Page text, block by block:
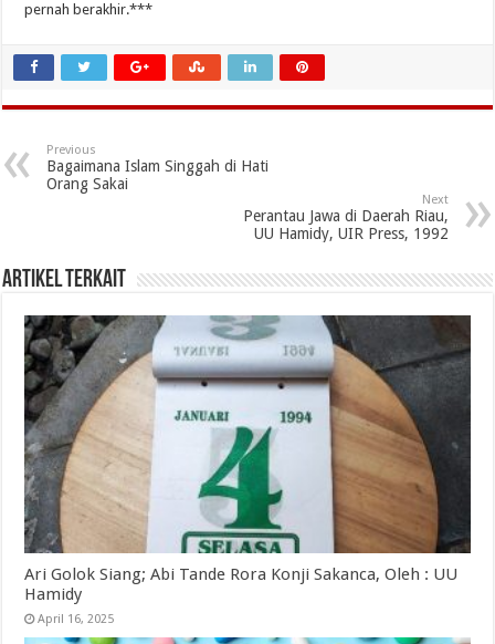
pernah berakhir.***
Previous
Bagaimana Islam Singgah di Hati
Orang Sakai
Next
Perantau Jawa di Daerah Riau,
UU Hamidy, UIR Press, 1992
Artikel Terkait
Ari Golok Siang; Abi Tande Rora Konji Sakanca, Oleh : UU
Hamidy
April 16, 2025